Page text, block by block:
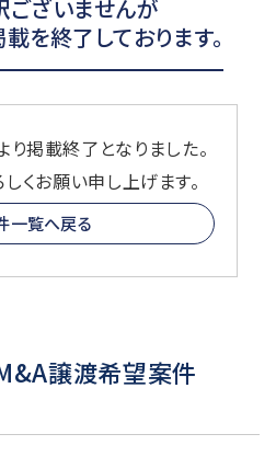
ございませんが
を終了しております。
掲載終了となりました。
くお願い申し上げます。
一覧へ戻る
譲渡希望案件